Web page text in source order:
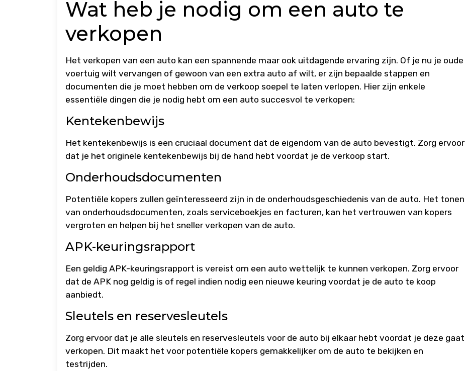
Wat heb je nodig om een auto te
verkopen
Het verkopen van een auto kan een spannende maar ook uitdagende ervaring zijn. Of je nu je oude
voertuig wilt vervangen of gewoon van een extra auto af wilt, er zijn bepaalde stappen en
documenten die je moet hebben om de verkoop soepel te laten verlopen. Hier zijn enkele
essentiële dingen die je nodig hebt om een auto succesvol te verkopen:
Kentekenbewijs
Het kentekenbewijs is een cruciaal document dat de eigendom van de auto bevestigt. Zorg ervoor
dat je het originele kentekenbewijs bij de hand hebt voordat je de verkoop start.
Onderhoudsdocumenten
Potentiële kopers zullen geïnteresseerd zijn in de onderhoudsgeschiedenis van de auto. Het tonen
van onderhoudsdocumenten, zoals serviceboekjes en facturen, kan het vertrouwen van kopers
vergroten en helpen bij het sneller verkopen van de auto.
APK-keuringsrapport
Een geldig APK-keuringsrapport is vereist om een auto wettelijk te kunnen verkopen. Zorg ervoor
dat de APK nog geldig is of regel indien nodig een nieuwe keuring voordat je de auto te koop
aanbiedt.
Sleutels en reservesleutels
Zorg ervoor dat je alle sleutels en reservesleutels voor de auto bij elkaar hebt voordat je deze gaat
verkopen. Dit maakt het voor potentiële kopers gemakkelijker om de auto te bekijken en
testrijden.